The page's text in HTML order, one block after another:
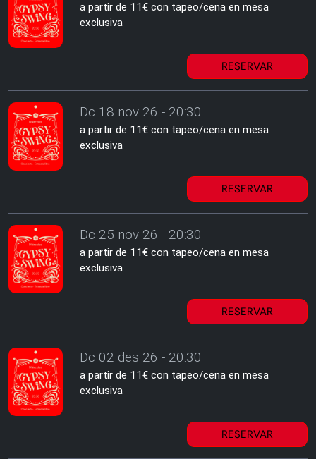
a partir de 11€ con tapeo/cena en mesa
exclusiva
RESERVAR
Dc 18 nov 26 - 20:30
a partir de 11€ con tapeo/cena en mesa
exclusiva
RESERVAR
Dc 25 nov 26 - 20:30
a partir de 11€ con tapeo/cena en mesa
exclusiva
RESERVAR
Dc 02 des 26 - 20:30
a partir de 11€ con tapeo/cena en mesa
exclusiva
RESERVAR